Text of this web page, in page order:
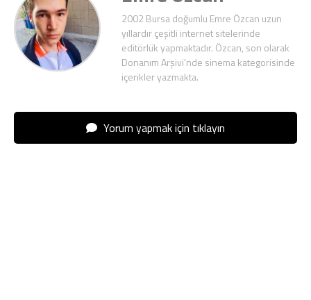
2002 Bursa doğumlu Emre Özcan uzun
yıllardır çeşitli internet sitelerinde
editörlük yapmaktadır. Özcan, son olarak
Donanım Arşivi'nde sinema kategorisinde
içerikler yazmakta.
Yorum yapmak için tıklayın